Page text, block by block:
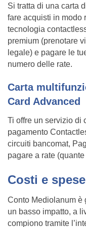
Si tratta di una carta
fare acquisti in modo
tecnologia
premium (prenotare
legale) e pagare le
numero delle rate.
Carta
Card Advanced
Ti offre un servizio di
pagamento
circuiti bancomat,
pagare a rate
Costi e
Conto Mediolanum è
un basso impatto, a
compiono tramite